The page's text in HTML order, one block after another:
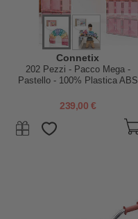
Connetix
202 Pezzi - Pacco Mega -
Pastello - 100% Plastica ABS
STEM!
239,00 €